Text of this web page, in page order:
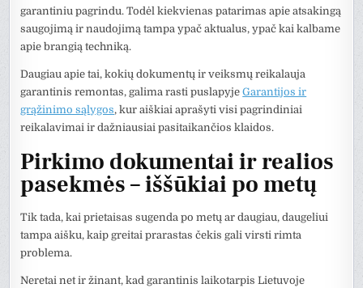
garantiniu pagrindu. Todėl kiekvienas patarimas apie atsakingą
saugojimą ir naudojimą tampa ypač aktualus, ypač kai kalbame
apie brangią techniką.
Daugiau apie tai, kokių dokumentų ir veiksmų reikalauja
garantinis remontas, galima rasti puslapyjeGarantijos ir
grąžinimo sąlygos, kur aiškiai aprašyti visi pagrindiniai
reikalavimai ir dažniausiai pasitaikančios klaidos.
Pirkimo dokumentai ir realios
pasekmės – iššūkiai po metų
Tik tada, kai prietaisas sugenda po metų ar daugiau, daugeliui
tampa aišku, kaip greitai prarastas čekis gali virsti rimta
problema.
Neretai net ir žinant, kad garantinis laikotarpis Lietuvoje